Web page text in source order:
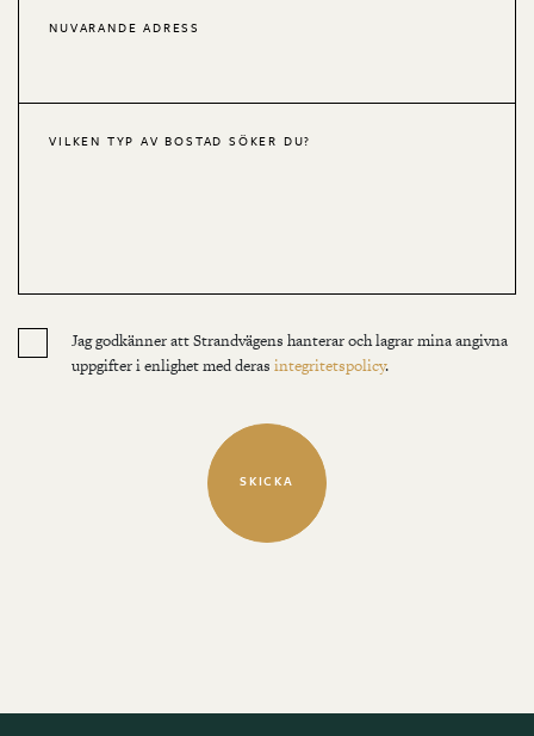
Jag godkänner att Strandvägens hanterar och lagrar mina angivna
uppgifter i enlighet med deras integritetspolicy.
SKICKA